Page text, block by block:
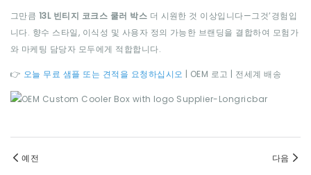
그만큼 13L 빈티지 코크스 쿨러 박스 더 시원한 것 이상입니다—그것’경험입
니다. 향수 스타일, 이식성 및 사용자 정의 가능한 브랜딩을 결합하여 모험가
와 마케팅 담당자 모두에게 적합합니다.
👉 오늘 무료 샘플 또는 견적을 요청하십시오 | OEM 로고 | 전세계 배송
예전 다음